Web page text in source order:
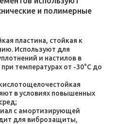
и полимерные
пластина, стойкая к
Используют для
и настилов в
температурах от -30°C до
в условиях повышенных
с амортизирующей
для виброзащиты,